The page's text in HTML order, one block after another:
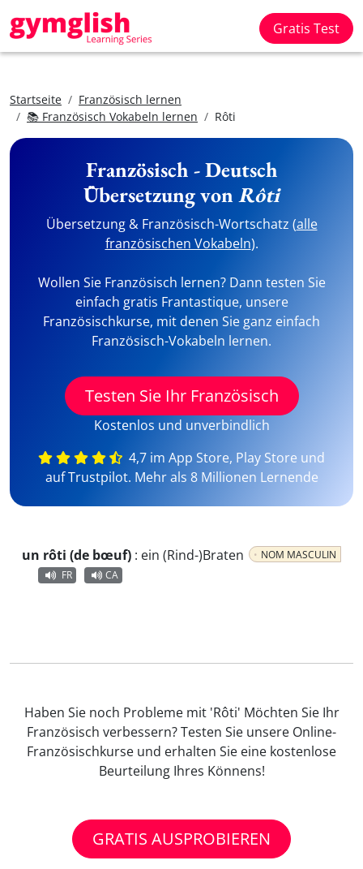
Gratis Test
Startseite
Französisch lernen
📚 Französisch Vokabeln lernen
Rôti
Französisch - Deutsch
Übersetzung vonRôti
Übersetzung & Französisch-Wortschatz (alle
französischen Vokabeln).
Wollen Sie Französisch lernen? Dann testen Sie
einfach gratis Frantastique, unsere
Französischkurse, mit denen Sie ganz einfach
Französisch-Vokabeln lernen.
Testen Sie Ihr Französisch
Kostenlos und unverbindlich
4,7 im App Store, Play Store und
auf Trustpilot. Mehr als 8 Millionen Lernende
un rôti (de bœuf) : ein (Rind-)Braten
NOM MASCULIN
FR
CA
Haben Sie noch Probleme mit 'Rôti' Möchten Sie Ihr
Französisch verbessern? Testen Sie unsere Online-
Französischkurse und erhalten Sie eine kostenlose
Beurteilung Ihres Könnens!
GRATIS AUSPROBIEREN